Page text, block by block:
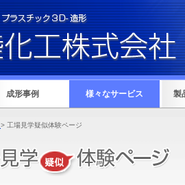
成形事例 様々なサービス 製
> 工場見学疑似体験ページ